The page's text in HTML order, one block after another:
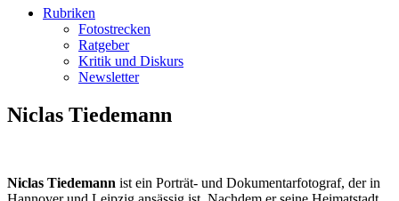
Rubriken
Fotostrecken
Ratgeber
Kritik und Diskurs
Newsletter
Niclas Tiedemann
Niclas Tiedemann ist ein Porträt- und Dokumentarfotograf, der in